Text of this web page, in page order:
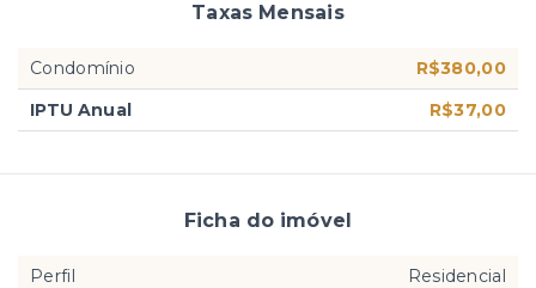
Taxas Mensais
Condomínio
R$380,00
IPTU Anual
R$37,00
Ficha do imóvel
Perfil
Residencial